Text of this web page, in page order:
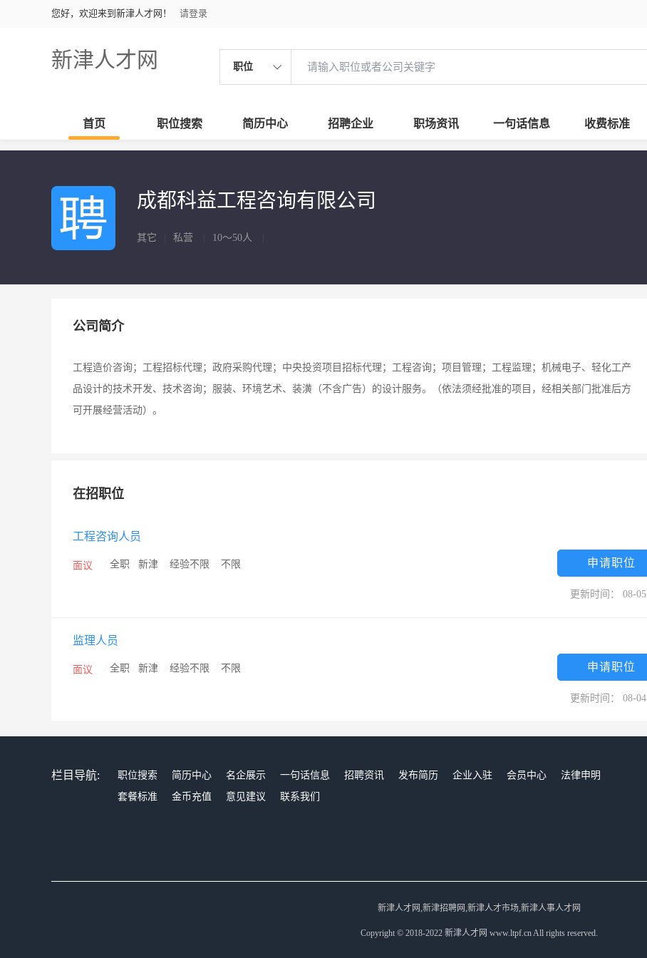
您好，欢迎来到新津人才网！ 请登录
新津人才网 职位
首页 职位搜索 简历中心 招聘企业 职场资讯 一句话信息 收费标准
成都科益工程咨询有限公司
其它 私营 10～50人
公司简介
工程造价咨询；工程招标代理；政府采购代理；中央投资项目招标代理；工程咨询；项目管理；工程监理；机械电子、轻化工产
品设计的技术开发、技术咨询；服装、环境艺术、装潢（不含广告）的设计服务。（依法须经批准的项目，经相关部门批准后方
可开展经营活动）。
在招职位
工程咨询人员
面议 全职 新津 经验不限 不限 申请职位
更新时间： 08-05
监理人员
面议 全职 新津 经验不限 不限 申请职位
更新时间： 08-04
栏目导航: 职位搜索 简历中心 名企展示 一句话信息 招聘资讯 发布简历 企业入驻 会员中心
法律申明
套餐标准
金币充值 意见建议 联系我们
新津人才网,新津招聘网,新津人才市场,新津人事人才网
Copyright © 2018-2022 新津人才网 www.ltpf.cn All rights reserved.